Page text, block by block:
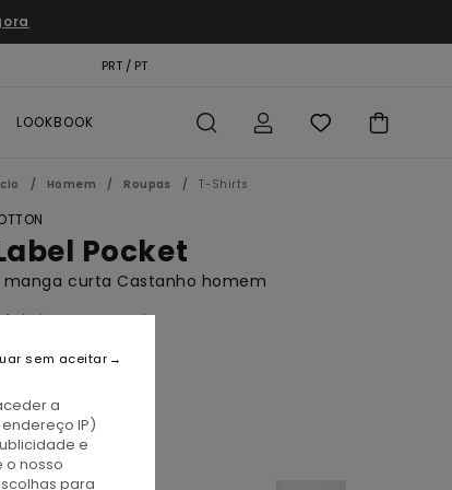
PRT / PT
LOOKBOOK
Homem Roupas T-Shirts
Pocket
curta Castanho homem
a
IP)
e
o nosso
para
sem aceitar